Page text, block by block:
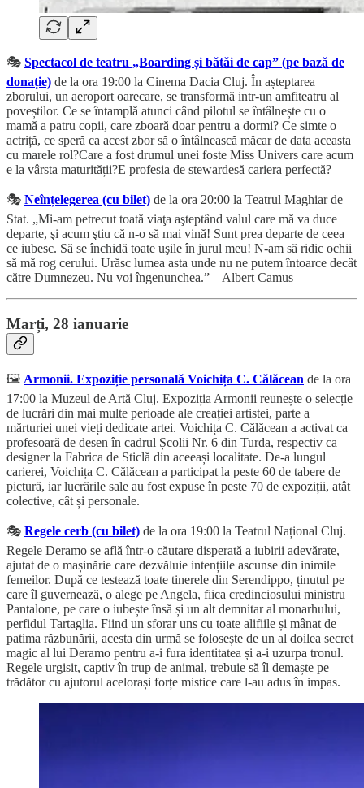
🎭 Spectacol de teatru „Boarding și bătăi de cap” (pe bază de
donație) de la ora 19:00 la Cinema Dacia Cluj. În așteptarea
zborului, un aeroport oarecare, se transformă intr-un amfiteatru al
poveștilor. Ce se întamplă atunci când pilotul se întâlnește cu o
mamă a patru copii, care zboară doar pentru a dormi? Ce simte o
actriță, ce speră ca acest zbor să o întâlnească măcar de data aceasta
cu marele rol?Care a fost drumul unei foste Miss Univers care acum
e la vârsta maturității?E profesia de stewardesă cariera perfectă?
🎭 Neînțelegerea (cu bilet) de la ora 20:00 la Teatrul Maghiar de
Stat. „Mi-am petrecut toată viaţa aşteptând valul care mă va duce
departe, şi acum ştiu că n-o să mai vină! Sunt prea departe de ceea
ce iubesc. Să se închidă toate uşile în jurul meu! N-am să ridic ochii
să mă rog cerului. Urăsc lumea asta unde nu ne putem întoarce decât
către Dumnezeu. Nu voi îngenunchea.” – Albert Camus
Marți, 28 ianuarie
🖼️ Armonii. Expoziție personală Voichița C. Călăcean de la ora
17:00 la Muzeul de Artă Cluj. Expoziția Armonii reunește o selecție
de lucrări din mai multe perioade ale creației artistei, parte a
mărturiei unei vieți dedicate artei. Voichița C. Călăcean a activat ca
profesoară de desen în cadrul Școlii Nr. 6 din Turda, respectiv ca
designer la Fabrica de Sticlă din aceeași localitate. De-a lungul
carierei, Voichița C. Călăcean a participat la peste 60 de tabere de
pictură, iar lucrările sale au fost expuse în peste 70 de expoziții, atât
colective, cât și personale.
🎭 Regele cerb (cu bilet) de la ora 19:00 la Teatrul Național Cluj.
Regele Deramo se află într-o căutare disperată a iubirii adevărate,
ajutat de o mașinărie care dezvăluie intențiile ascunse din inimile
femeilor. După ce testează toate tinerele din Serendippo, ținutul pe
care îl guvernează, o alege pe Angela, fiica credinciosului ministru
Pantalone, pe care o iubește însă și un alt demnitar al monarhului,
perfidul Tartaglia. Fiind un sforar uns cu toate alifiile și mânat de
patima răzbunării, acesta din urmă se folosește de un al doilea secret
magic al lui Deramo pentru a-i fura identitatea și a-i uzurpa tronul.
Regele urgisit, captiv în trup de animal, trebuie să îl demaște pe
trădător cu ajutorul acelorași forțe mistice care l-au adus în impas.